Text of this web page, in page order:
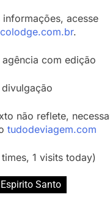
informações, acesse
.
com edição
não reflete,
tudodeviagem.com
1 visits today)
Espirito Santo